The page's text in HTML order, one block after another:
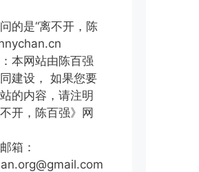
的是“离不开，陈
本网站由陈百强
建设， 如果您要
的内容，请注明
开，陈百强》网
箱：